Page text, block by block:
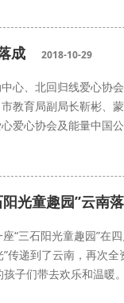
成 2018-10-29
心、北回归线爱心协
教育局副局长靳彬、
爱心协会及能量中国
光童趣园”云南
“三石阳光童趣园”在
”传递到了云南，再次
孩子们带去欢乐和温暖